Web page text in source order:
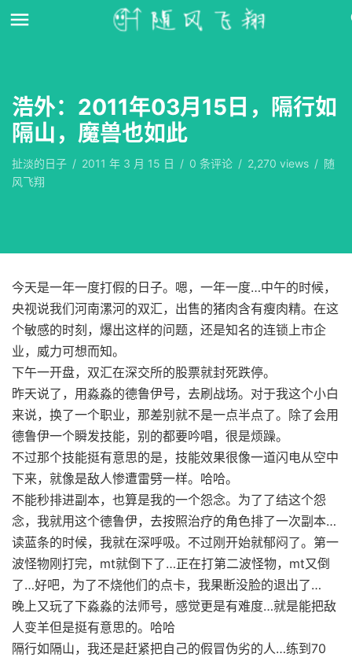
浩外：2011年03月15日，隔行如
隔山，魔兽也如此
扯淡的日子 / 2011 年 3 月 15 日 / 0 条评论 / 2,270 views / 随
风飞翔
今天是一年一度打假的日子。嗯，一年一度…中午的时候，
央视说我们河南漯河的双汇，出售的猪肉含有瘦肉精。在这
个敏感的时刻，爆出这样的问题，还是知名的连锁上市企
业，威力可想而知。
下午一开盘，双汇在深交所的股票就封死跌停。
昨天说了，用淼淼的德鲁伊号，去刷战场。对于我这个小白
来说，换了一个职业，那差别就不是一点半点了。除了会用
德鲁伊一个瞬发技能，别的都要吟唱，很是烦躁。
不过那个技能挺有意思的是，技能效果很像一道闪电从空中
下来，就像是敌人惨遭雷劈一样。哈哈。
不能秒排进副本，也算是我的一个怨念。为了了结这个怨
念，我就用这个德鲁伊，去按照治疗的角色排了一次副本…
读蓝条的时候，我就在深呼吸。不过刚开始就郁闷了。第一
波怪物刚打完，mt就倒下了…正在打第二波怪物，mt又倒
了…好吧，为了不烧他们的点卡，我果断没脸的退出了…
晚上又玩了下淼淼的法师号，感觉更是有难度…就是能把敌
人变羊但是挺有意思的。哈哈
隔行如隔山，我还是赶紧把自己的假冒伪劣的人…练到70